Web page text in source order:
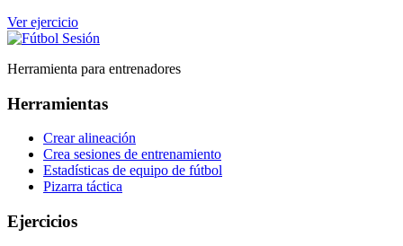
Ver ejercicio
Herramienta para entrenadores
Herramientas
Crear alineación
Crea sesiones de entrenamiento
Estadísticas de equipo de fútbol
Pizarra táctica
Ejercicios